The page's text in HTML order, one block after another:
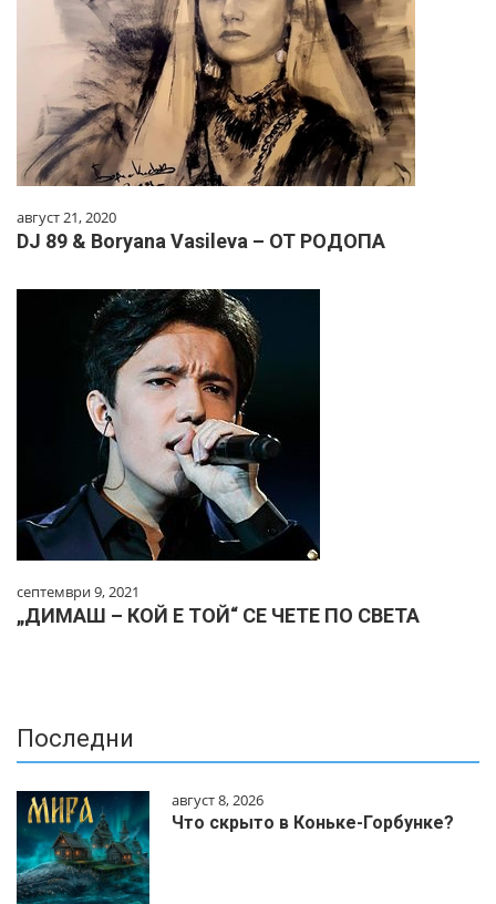
август 21, 2020
DJ 89 & Boryana Vasileva – ОТ РОДОПА
септември 9, 2021
„ДИМАШ – КОЙ Е ТОЙ“ СЕ ЧЕТЕ ПО СВЕТА
Последни
август 8, 2026
Что скрыто в Коньке-Горбунке?